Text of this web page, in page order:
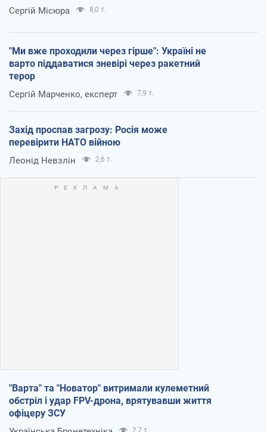
Сергій Місюра 8,0 т.
"Ми вже проходили через гірше": Україні не
варто піддаватися зневірі через ракетний
терор
Сергій Марченко, експерт 7,9 т.
Захід проспав загрозу: Росія може
перевірити НАТО війною
Леонід Невзлін 2,6 т.
"Варта" та "Новатор" витримали кулеметний
обстріл і удар FPV-дрона, врятувавши життя
офіцеру ЗСУ
2,7 т.